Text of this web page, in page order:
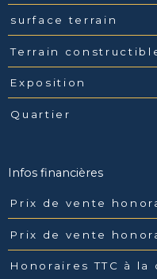
surface terrain
Terrain
Exposition
Quartier
Infos financières
Caractéristiques Valeurs
Prix de vente
Prix de vente
Honoraires TTC à